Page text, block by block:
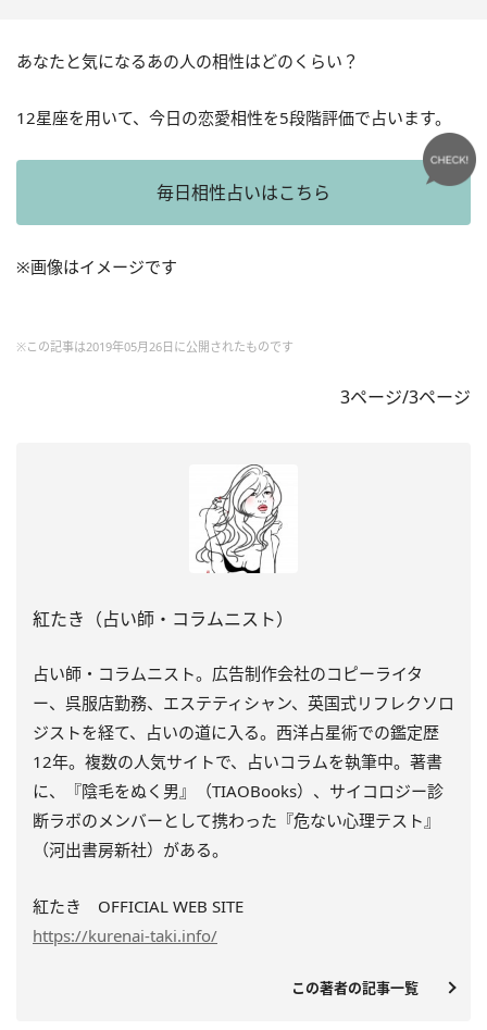
あなたと気になるあの人の相性はどのくらい？
12星座を用いて、今日の恋愛相性を5段階評価で占います。
毎日相性占いはこちら
※画像はイメージです
※この記事は2019年05月26日に公開されたものです
3ページ/3ページ
紅たき（占い師・コラムニスト）
占い師・コラムニスト。広告制作会社のコピーライタ
ー、呉服店勤務、エステティシャン、英国式リフレクソロ
ジストを経て、占いの道に入る。西洋占星術での鑑定歴
12年。複数の人気サイトで、占いコラムを執筆中。著書
に、『陰毛をぬく男』（TIAOBooks）、 サイコロジー診
断ラボのメンバーとして携わった『危ない心理テスト』
（河出書房新社）がある。
紅たき OFFICIAL WEB SITE
https://kurenai-taki.info/
この著者の記事一覧